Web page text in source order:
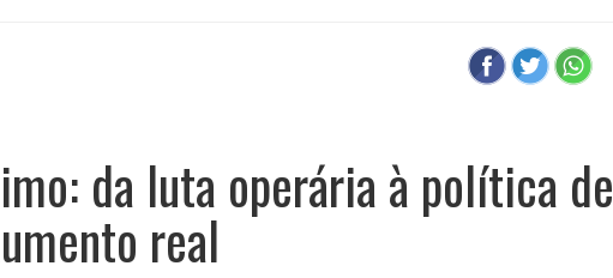
da luta operária à política de
real